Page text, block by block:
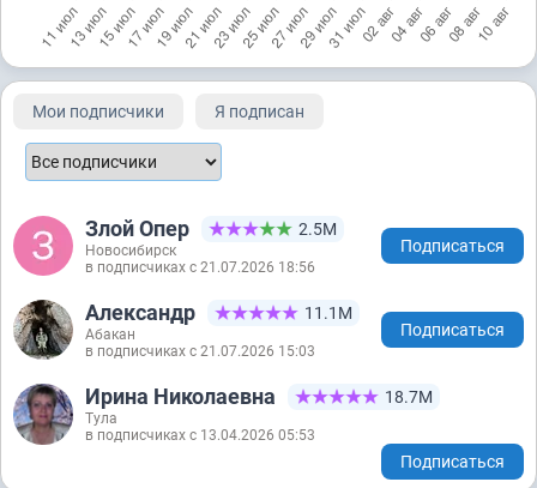
Мои подписчики Я подписан
Злой Опер 2.5М
Новосибирск
в подписчиках с 21.07.2026 18:56
Подписаться
Александр 11.1М
Абакан
в подписчиках с 21.07.2026 15:03
Подписаться
Ирина Николаевна 18.7М
Тула
в подписчиках с 13.04.2026 05:53
Подписаться